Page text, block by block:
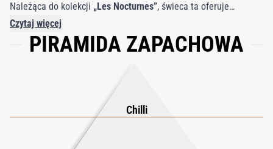
Należąca do kolekcji „Les Nocturnes”, świeca ta oferuje
luksusowy, długotrwały aromat zamknięty w naczyniu o
pojemności250 g, wykonanym z mieszanki wosków roślinnych i
niczym hołd dla nocnego Paryża.
Czytaj więcej
PIRAMIDA ZAPACHOWA
Chilli